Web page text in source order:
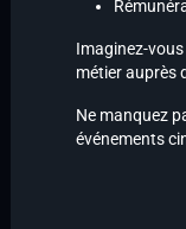
Imaginez-
métier auprès
Ne manquez
événements